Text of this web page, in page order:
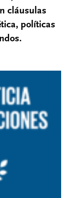
cláusulas
políticas